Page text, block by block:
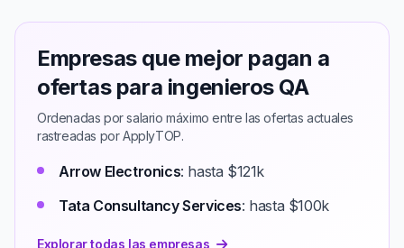
Empresas que mejor pagan a
ofertas para ingenieros QA
Ordenadas por salario máximo entre las ofertas actuales
rastreadas por ApplyTOP.
Arrow Electronics: hasta $121k
Tata Consultancy Services: hasta $100k
Explorar todas las empresas